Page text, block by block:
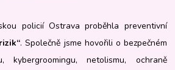
policií Ostrava proběhla preventivní
. Společně jsme hovořili o bezpečném
kybergroomingu, netolismu, ochraně